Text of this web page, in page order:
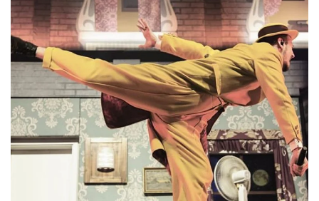
ist ein deutscher Rapper,Sänger, Gitarrist,
Produzent, Komponist und Songwriter.